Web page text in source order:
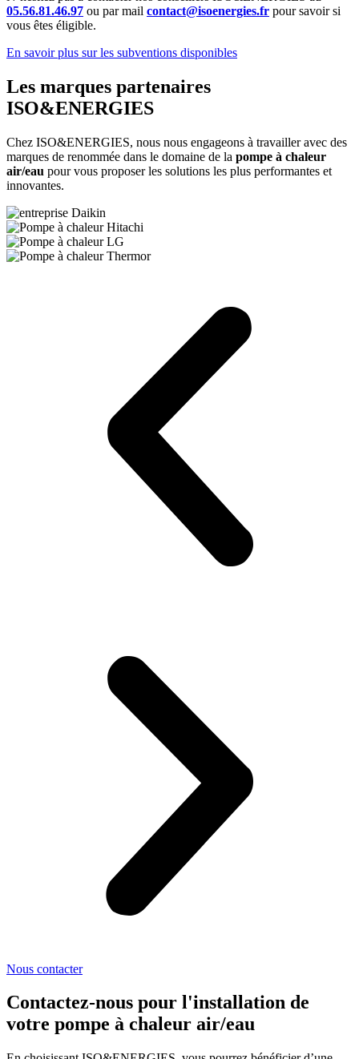
05.56.81.46.97 ou par mail contact@isoenergies.fr pour savoir si
vous êtes éligible.
En savoir plus sur les subventions disponibles
Les marques partenaires
ISO&ENERGIES
Chez ISO&ENERGIES, nous nous engageons à travailler avec des
marques de renommée dans le domaine de la pompe à chaleur
air/eau pour vous proposer les solutions les plus performantes et
innovantes.
Nous contacter
Contactez-nous pour l'installation de
votre pompe à chaleur air/eau